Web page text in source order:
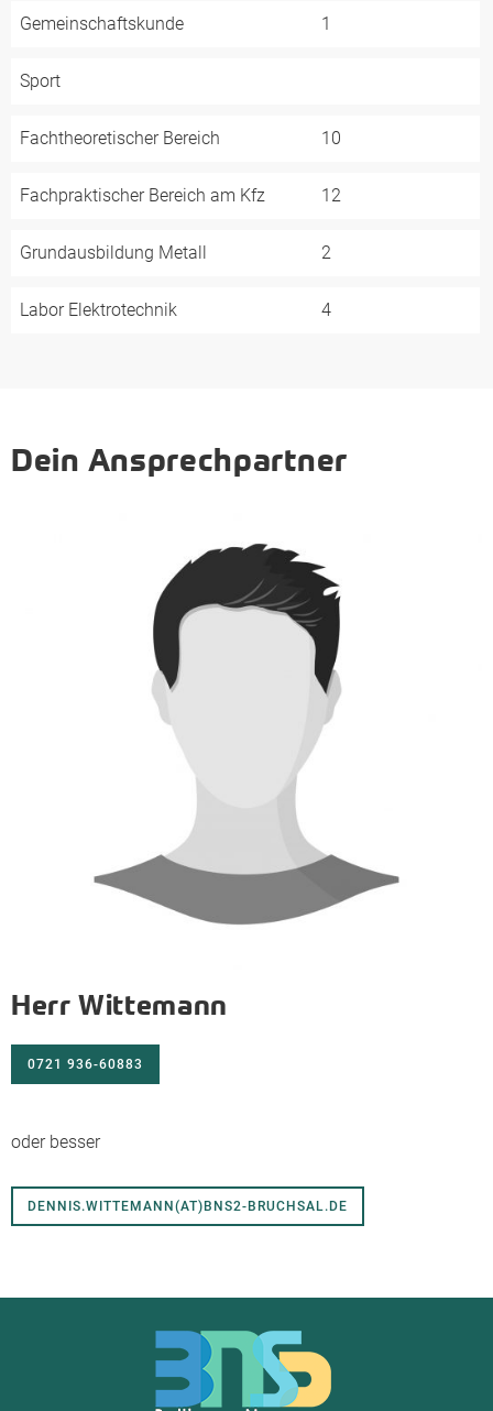
Gemeinschaftskunde 1
Sport
Fachtheoretischer Bereich 10
Fachpraktischer Bereich am Kfz 12
Grundausbildung Metall 2
Labor Elektrotechnik 4
Dein Ansprechpartner
Herr Wittemann
0721 936-60883
oder besser
DENNIS.WITTEMANN(AT)BNS2-BRUCHSAL.DE